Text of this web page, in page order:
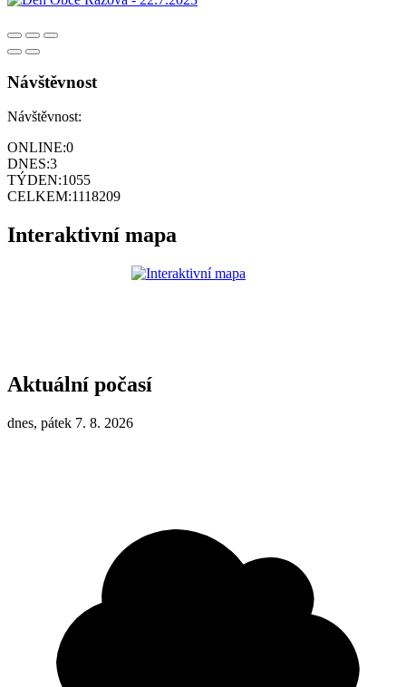
Návštěvnost
Návštěvnost:
ONLINE:0
DNES:3
TÝDEN:1055
CELKEM:1118209
Interaktivní mapa
Aktuální počasí
dnes, pátek 7. 8. 2026